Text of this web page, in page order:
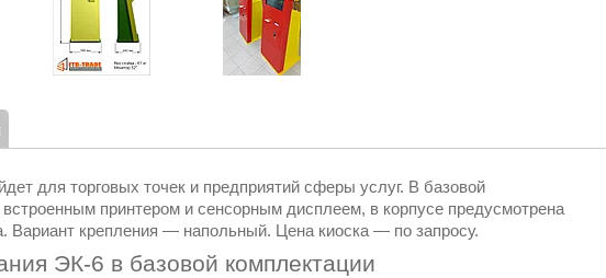
для торговых точек и предприятий сферы услуг. В базовой
принтером и сенсорным дисплеем, в корпусе предусмотрена
Вариант крепления — напольный. Цена киоска — по запросу.
ЭК-6 в базовой комплектации